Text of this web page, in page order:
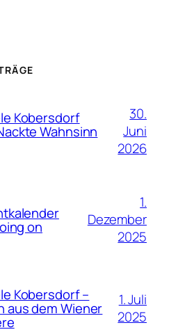
Kobersdorf
Wahnsinn
30.
Juni
2026
on
1.
Dezember
2025
Kobersdorf –
aus dem Wiener
1. Juli
2025